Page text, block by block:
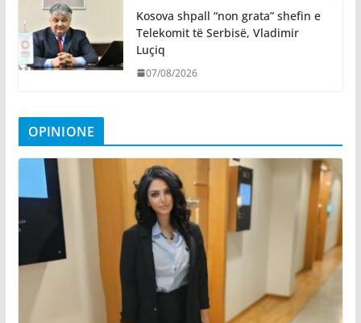
Kosova shpall “non grata” shefin e
Telekomit të Serbisë, Vladimir
Luçiq
07/08/2026
OPINIONE